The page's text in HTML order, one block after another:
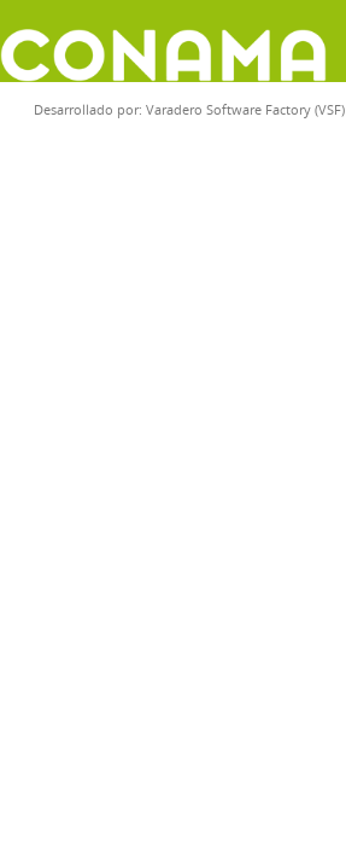
Desarrollado por: Varadero Software Factory (VSF)